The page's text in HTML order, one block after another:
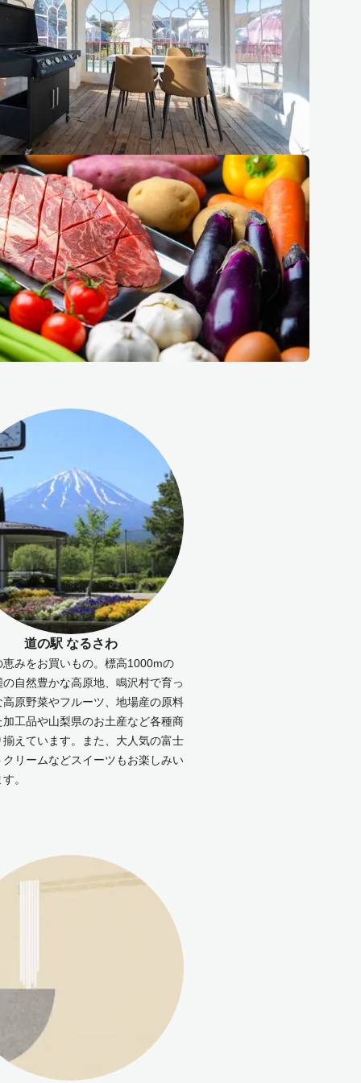
道の駅 なるさわ
恵みをお買いもの。標高1000mの
の自然豊かな高原地、鳴沢村で育っ
高原野菜やフルーツ、地場産の原料
加工品や山梨県のお土産など各種商
揃えています。また、大人気の富士
クリームなどスイーツもお楽しみい
。